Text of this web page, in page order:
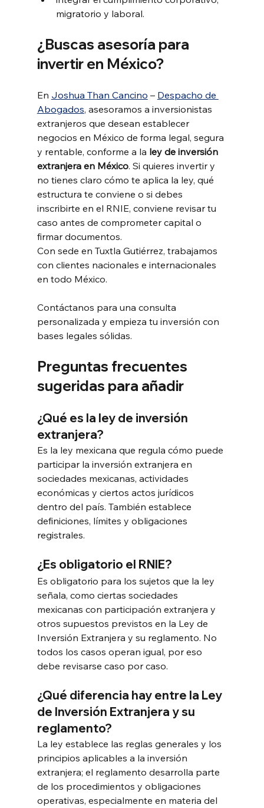
migratorio y laboral.
¿Buscas asesoría para
invertir en México?
En Joshua Than Cancino – Despacho de
Abogados, asesoramos a inversionistas
extranjeros que desean establecer
negocios en México de forma legal, segura
y rentable, conforme a la ley de inversión
extranjera en México. Si quieres invertir y
no tienes claro cómo te aplica la ley, qué
estructura te conviene o si debes
inscribirte en el RNIE, conviene revisar tu
caso antes de comprometer capital o
firmar documentos.
Con sede en Tuxtla Gutiérrez, trabajamos
con clientes nacionales e internacionales
en todo México.
Contáctanos para una consulta
personalizada y empieza tu inversión con
bases legales sólidas.
Preguntas frecuentes
sugeridas para añadir
¿Qué es la ley de inversión
extranjera?
Es la ley mexicana que regula cómo puede
participar la inversión extranjera en
sociedades mexicanas, actividades
económicas y ciertos actos jurídicos
dentro del país. También establece
definiciones, límites y obligaciones
registrales.
¿Es obligatorio el RNIE?
Es obligatorio para los sujetos que la ley
señala, como ciertas sociedades
mexicanas con participación extranjera y
otros supuestos previstos en la Ley de
Inversión Extranjera y su reglamento. No
todos los casos operan igual, por eso
debe revisarse caso por caso.
¿Qué diferencia hay entre la Ley
de Inversión Extranjera y su
reglamento?
La ley establece las reglas generales y los
principios aplicables a la inversión
extranjera; el reglamento desarrolla parte
de los procedimientos y obligaciones
operativas, especialmente en materia del